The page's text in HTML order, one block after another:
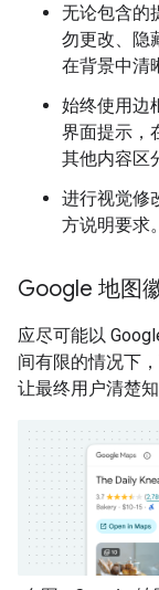
无论包含的
勿更改、隐
在背景中清
始终使用边
界面提示，
其他内容区
进行视觉修
方说明要求。
Google 地图
应尽可能以
间有限的情况下
让最终用户清楚